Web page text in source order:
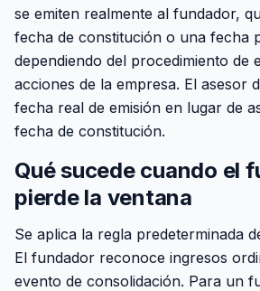
se emiten realmente al fundador,
fecha de constitución o una fecha
dependiendo del procedimiento de
acciones de la empresa. El asesor
fecha real de emisión en lugar de
fecha de constitución.
Qué sucede cuando el
pierde la ventana
Se aplica la regla predeterminada
El fundador reconoce ingresos
evento de consolidación. Para un